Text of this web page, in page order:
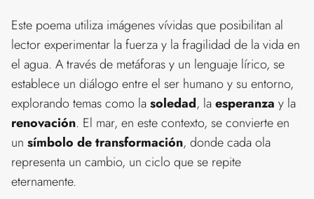
Este poema utiliza imágenes vívidas que posibilitan al
lector experimentar la fuerza y la fragilidad de la vida en
el agua. A través de metáforas y un lenguaje lírico, se
establece un diálogo entre el ser humano y su entorno,
explorando temas como lasoledad, laesperanza y la
renovación. El mar, en este contexto, se convierte en
un símbolo de transformación, donde cada ola
representa un cambio, un ciclo que se repite
eternamente.